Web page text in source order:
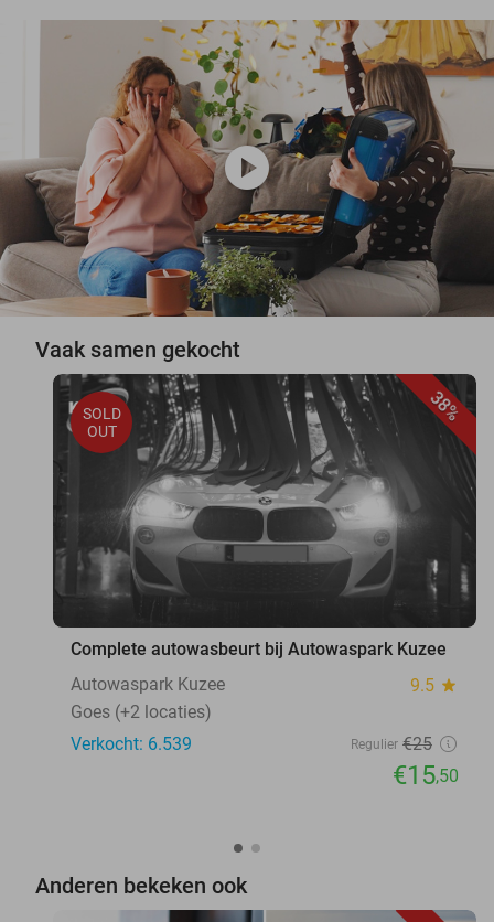
play_circle
Vaak samen gekocht
38%
SOLD
OUT
Complete autowasbeurt bij Autowaspark Kuzee
Autowaspark Kuzee
9.5 star
Goes (+2 locaties)
Verkocht: 6.539
Regulier €25
€15,50
Anderen bekeken ook